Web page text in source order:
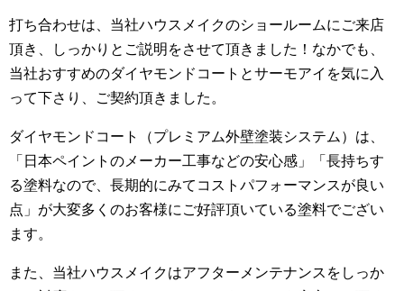
打ち合わせは、当社ハウスメイクのショールームにご来店
頂き、しっかりとご説明をさせて頂きました！なかでも、
当社おすすめのダイヤモンドコートとサーモアイを気に入
って下さり、ご契約頂きました。
ダイヤモンドコート（プレミアム外壁塗装システム）は、
「日本ペイントのメーカー工事などの安心感」「長持ちす
る塗料なので、長期的にみてコストパフォーマンスが良い
点」が大変多くのお客様にご好評頂いている塗料でござい
ます。
また、当社ハウスメイクはアフターメンテナンスをしっか